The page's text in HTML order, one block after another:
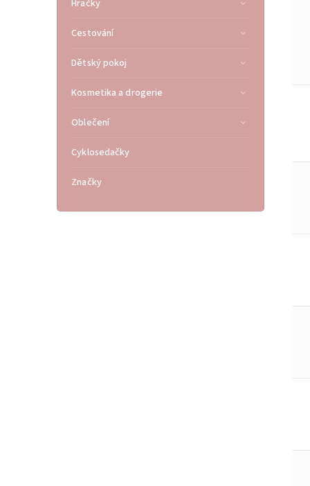
Hračky
Cestování
Dětský pokoj
Kosmetika a drogerie
Oblečení
Cyklosedačky
Značky